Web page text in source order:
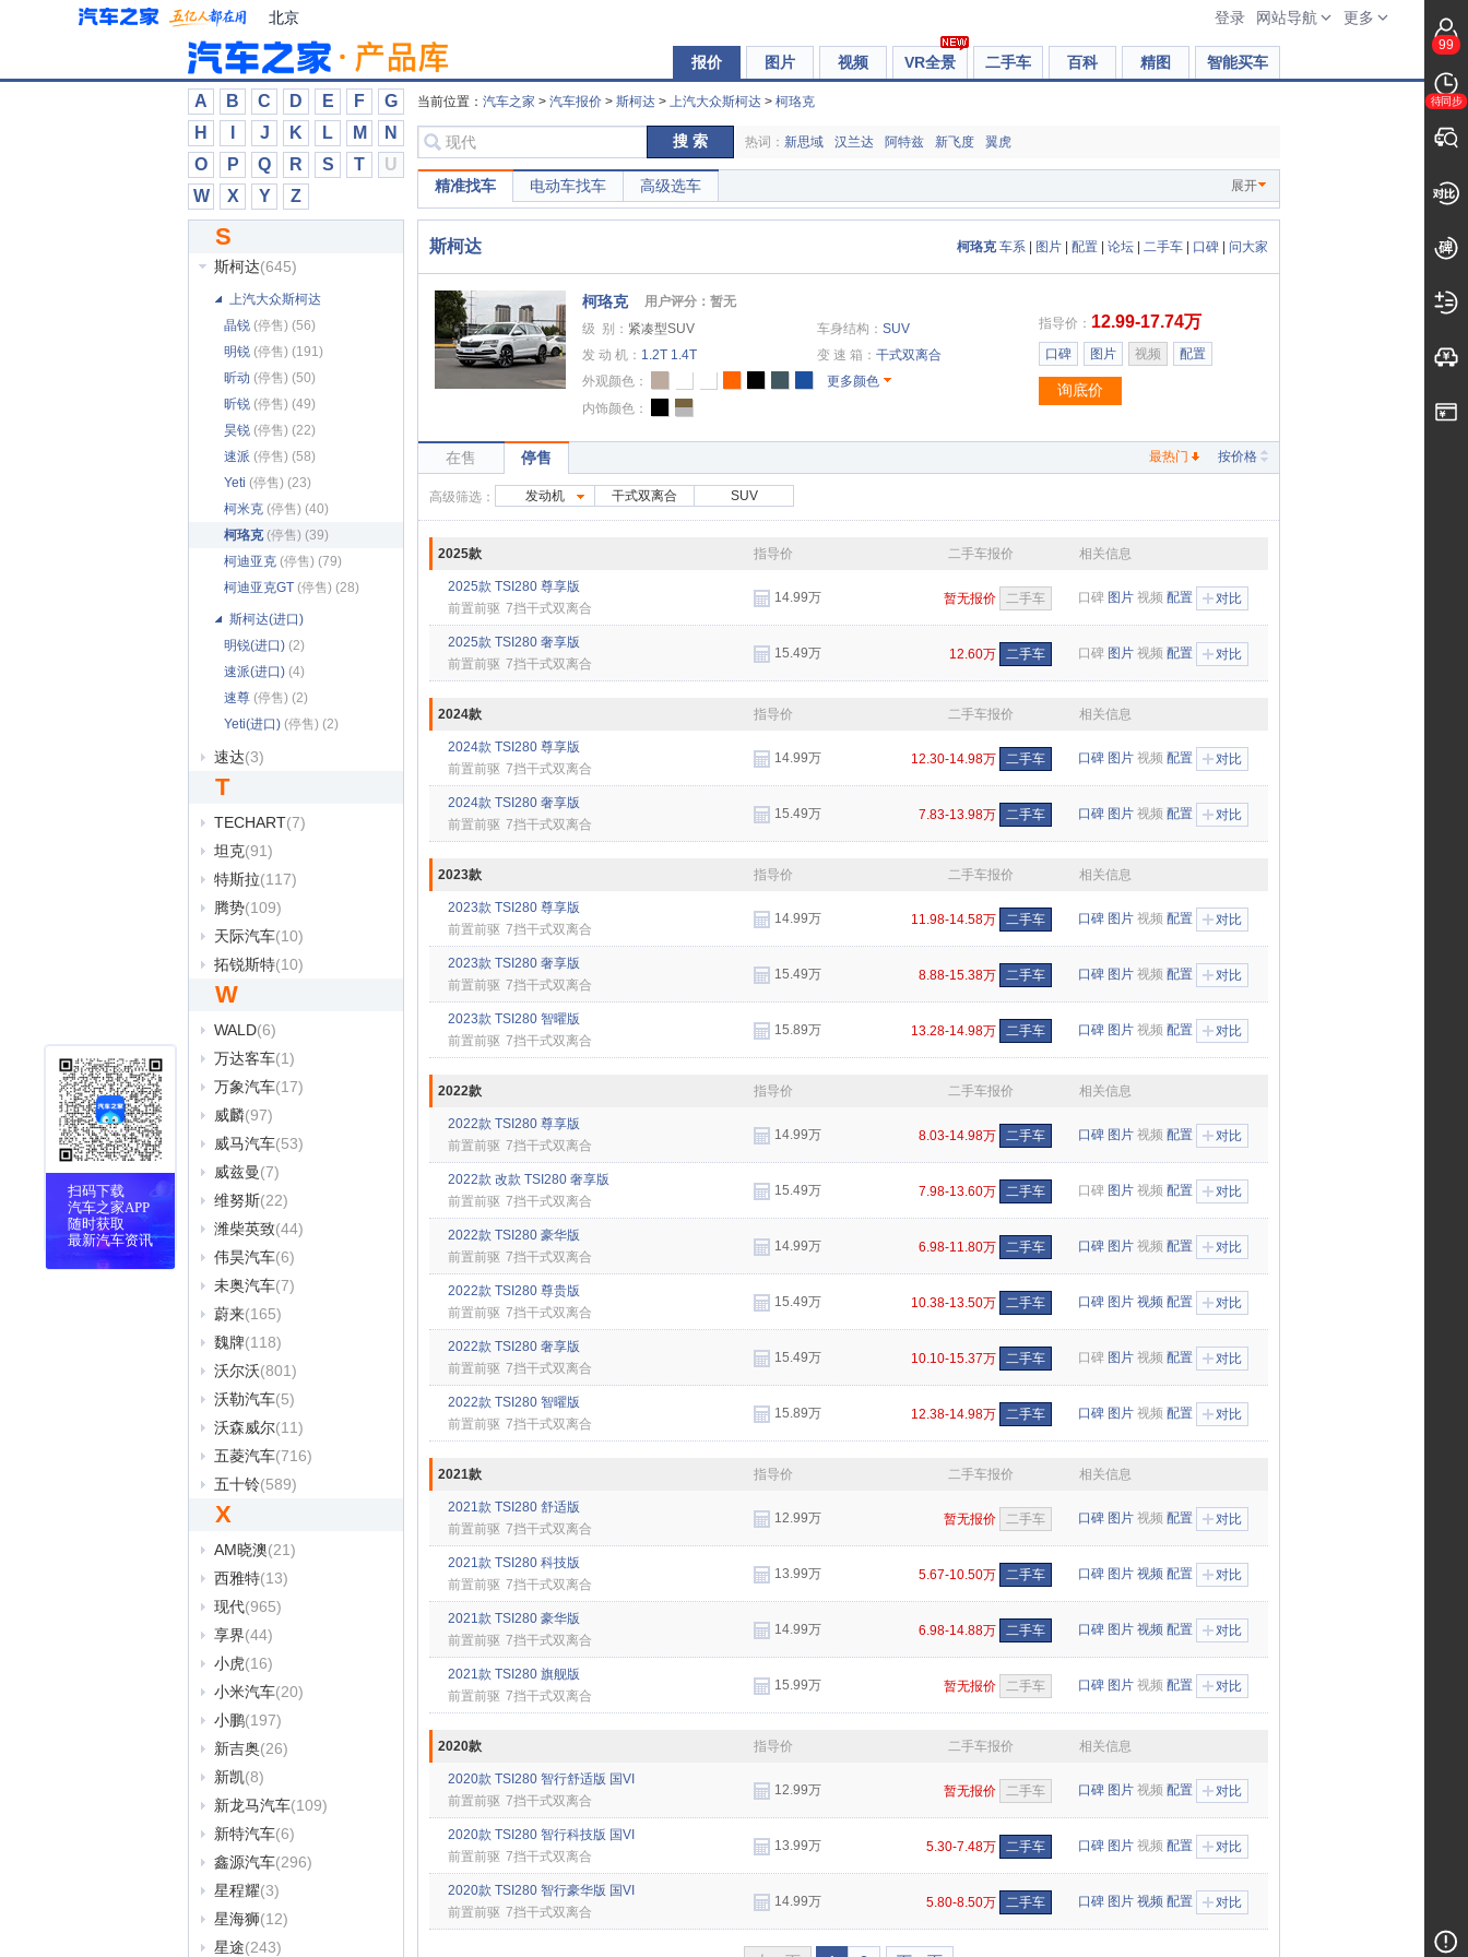
北京 登录 网站导航 更多
报价 图片 视频 VR全景 二手车 百科 精图 智能买车
A B C D E F
G
H
J K L M
N
O
P Q R S T
U
W
X Y Z
世极(1)
世爵(1)
示界 (1)
双环
(82)
双龙(157)
思皓(185)
思铭(13)
斯巴鲁(369)
斯达泰克
斯柯达(645)
上汽大众斯柯达
晶锐 (停售) (56)
明锐 (停售) (191)
昕动 (停售) (50)
昕锐 (停售) (49)
昊锐 (停售) (22)
速派 (停售) (58)
Yeti (停售) (23)
柯米克 (停售) (40)
柯珞克 (停售) (39)
柯迪亚克 (停售) (79)
柯迪亚克GT (停售) (28)
斯柯达(进口)
明锐(进口) (2)
速派(进口) (4)
速尊 (停售) (2)
Yeti(进口) (停售) (2)
速达(3)
T
TECHART(7)
坦克(91)
特斯拉(117)
腾势(109)
天际汽车(10)
拓锐斯特(10)
W
WALD(6)
万达客车(1)
万象汽车(17)
威麟(97)
威马汽车(53)
威兹曼(7)
维努斯(22)
潍柴英致(44)
伟昊汽车(6)
未奥汽车(7)
蔚来(165)
魏牌(118)
沃尔沃(801)
沃勒汽车(5)
沃森威尔(11)
五菱汽车(716)
五十铃(589)
X
AM晓澳(21)
西雅特(13)
现代(965)
享界(44)
小虎(16)
小米汽车(20)
小鹏(197)
新吉奥(26)
新凯(8)
新龙马汽车(109)
新特汽车(6)
鑫源汽车(296)
星程耀(3)
星海狮(12)
星途(243)
S
当前位置： 汽车之家 > 汽车报价 > 斯柯达 > 上汽大众斯柯达 > 柯珞克
搜 索 热词： 新思域 汉兰达 阿特兹 新飞度 翼虎
精准找车 电动车找车 高级选车 展开
柯珞克车系 图片 配置 论坛 二手车 口碑 问大家
斯柯达
柯珞克
用户评分：暂无
级 别： 紧凑型SUV 车身结构： SUV
发 动 机： 1.2T 1.4T 变 速 箱： 干式双离合
外观颜色：
更多颜色
内饰颜色：
指导价： 12.99-17.74万
口碑 图片 视频 配置
询底价
最热门 按价格
在售 停售
高级筛选： 发动机 干式双离合 SUV
2025款 指导价 二手车报价 相关信息
2025款 TSI280 尊享版
前置前驱 7挡干式双离合
14.99万 暂无报价 二手车 口碑 图片 视频 配置 对比
2025款 TSI280 奢享版
前置前驱 7挡干式双离合
15.49万 12.60万 二手车 口碑 图片 视频 配置 对比
2024款 指导价 二手车报价 相关信息
2024款 TSI280 尊享版
前置前驱 7挡干式双离合
14.99万 12.30-14.98万 二手车 口碑 图片 视频 配置 对比
2024款 TSI280 奢享版
前置前驱 7挡干式双离合
15.49万 7.83-13.98万 二手车 口碑 图片 视频 配置 对比
2023款 指导价 二手车报价 相关信息
2023款 TSI280 尊享版
前置前驱 7挡干式双离合
14.99万 11.98-14.58万 二手车 口碑 图片 视频 配置 对比
2023款 TSI280 奢享版
前置前驱 7挡干式双离合
15.49万 8.88-15.38万 二手车 口碑 图片 视频 配置 对比
2023款 TSI280 智曜版
前置前驱 7挡干式双离合
15.89万 13.28-14.98万 二手车 口碑 图片 视频 配置 对比
2022款 指导价 二手车报价 相关信息
2022款 TSI280 尊享版
前置前驱 7挡干式双离合
14.99万 8.03-14.98万 二手车 口碑 图片 视频 配置 对比
2022款 改款 TSI280 奢享版
前置前驱 7挡干式双离合
15.49万 7.98-13.60万 二手车 口碑 图片 视频 配置 对比
2022款 TSI280 豪华版
前置前驱 7挡干式双离合
14.99万 6.98-11.80万 二手车 口碑 图片 视频 配置 对比
2022款 TSI280 尊贵版
前置前驱 7挡干式双离合
15.49万 10.38-13.50万 二手车 口碑 图片 视频 配置 对比
2022款 TSI280 奢享版
前置前驱 7挡干式双离合
15.49万 10.10-15.37万 二手车 口碑 图片 视频 配置 对比
2022款 TSI280 智曜版
前置前驱 7挡干式双离合
15.89万 12.38-14.98万 二手车 口碑 图片 视频 配置 对比
2021款 指导价 二手车报价 相关信息
2021款 TSI280 舒适版
前置前驱 7挡干式双离合
12.99万 暂无报价 二手车 口碑 图片 视频 配置 对比
2021款 TSI280 科技版
前置前驱 7挡干式双离合
13.99万 5.67-10.50万 二手车 口碑 图片 视频 配置 对比
2021款 TSI280 豪华版
前置前驱 7挡干式双离合
14.99万 6.98-14.88万 二手车 口碑 图片 视频 配置 对比
2021款 TSI280 旗舰版
前置前驱 7挡干式双离合
15.99万 暂无报价 二手车 口碑 图片 视频 配置 对比
2020款 指导价 二手车报价 相关信息
2020款 TSI280 智行舒适版 国VI
前置前驱 7挡干式双离合
12.99万 暂无报价 二手车 口碑 图片 视频 配置 对比
2020款 TSI280 智行科技版 国VI
前置前驱 7挡干式双离合
13.99万 5.30-7.48万 二手车 口碑 图片 视频 配置 对比
2020款 TSI280 智行豪华版 国VI
前置前驱 7挡干式双离合
14.99万 5.80-8.50万 二手车 口碑 图片 视频 配置 对比
扫码下载
汽车之家APP
随时获取
最新汽车资讯
99
待同步